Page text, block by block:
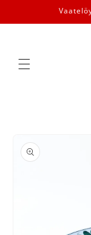
sisältöön
tuotetietoihin